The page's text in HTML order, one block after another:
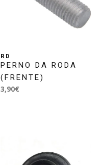
RD
PERNO DA RODA
(FRENTE)
3,90€